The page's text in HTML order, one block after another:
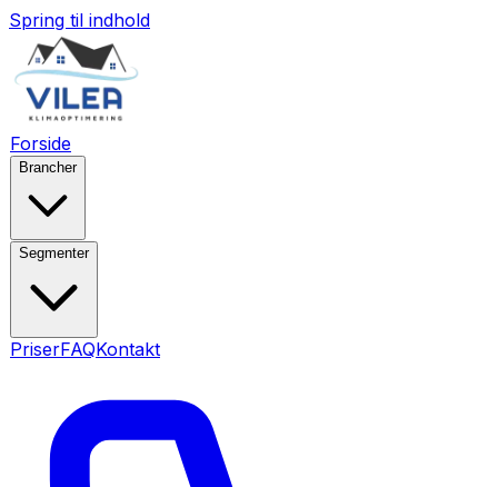
Spring til indhold
Forside
Brancher
Segmenter
PriserFAQKontakt